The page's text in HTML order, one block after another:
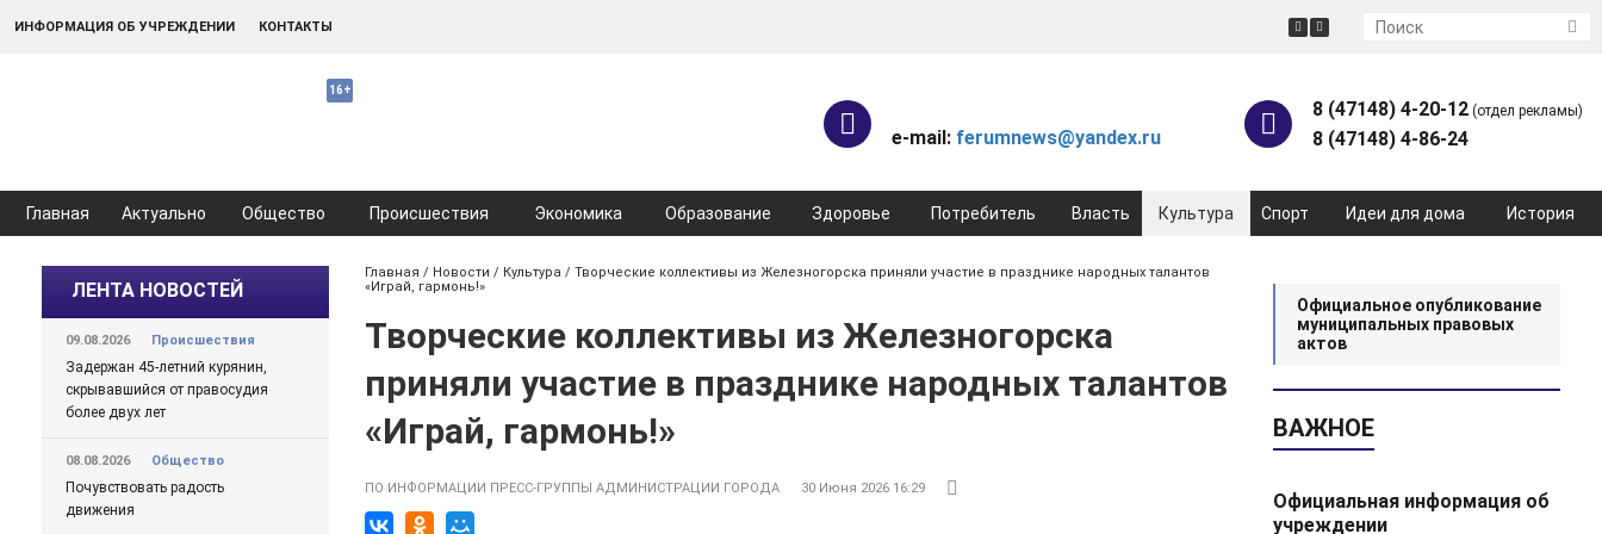
ИНФОРМАЦИЯ ОБ УЧРЕЖДЕНИИ КОНТАКТЫ
e-mail: ferumnews@yandex.ru
8 (47148) 4-20-12 (отдел рекламы)
8 (47148) 4-86-24
Главная Актуально Общество Происшествия Экономика Образование Здоровье Потребитель Власть Культура Спорт Идеи для дома История
ЛЕНТА НОВОСТЕЙ
09.08.2026 Происшествия
Задержан 45-летний курянин,
скрывавшийся от правосудия
более двух лет
08.08.2026 Общество
Почувствовать радость
движения
Главная / Новости / Культура / Творческие коллективы из Железногорска приняли участие в празднике народных талантов
«Играй, гармонь!»
Творческие коллективы из Железногорска
приняли участие в празднике народных талантов
«Играй, гармонь!»
ПО ИНФОРМАЦИИ ПРЕСС-ГРУППЫ АДМИНИСТРАЦИИ ГОРОДА 30 Июня 2026 16:29
Официальное опубликование
муниципальных правовых
актов
ВАЖНОЕ
Официальная информация об
учреждении